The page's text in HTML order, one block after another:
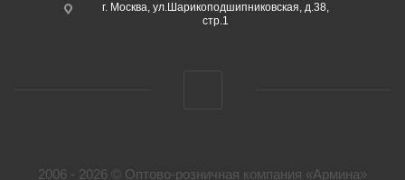
г. Москва, ул.Шарикоподшипниковская, д.38,
стр.1
2006 - 2026 © Оптово-розничная компания «Армина»